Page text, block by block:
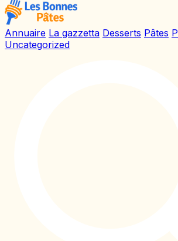
Annuaire La gazzetta Desserts Pâtes
Uncategorized